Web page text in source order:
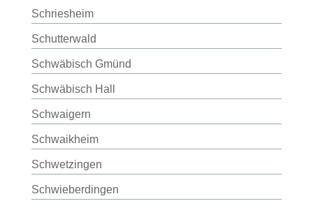
Schriesheim
Schutterwald
Schwäbisch Gmünd
Schwäbisch Hall
Schwaigern
Schwaikheim
Schwetzingen
Schwieberdingen